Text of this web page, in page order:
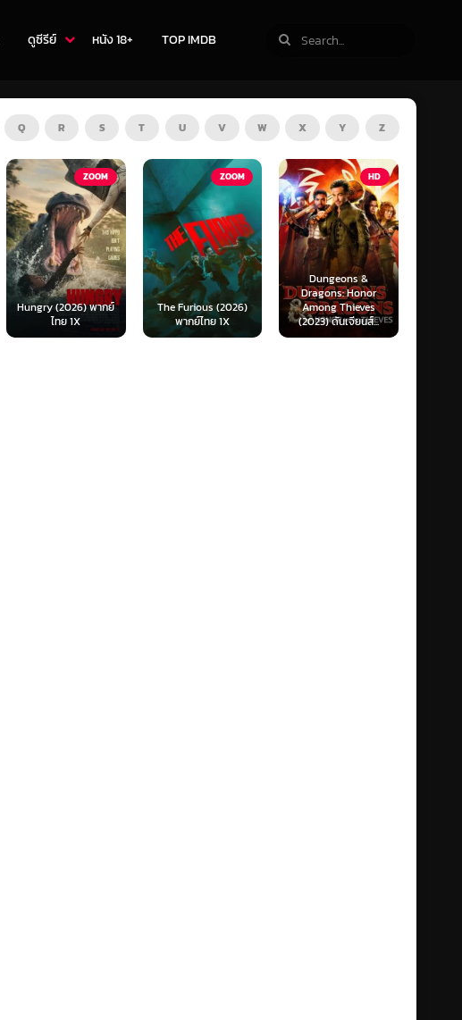
ดูซีรีย์ หนัง 18+ TOP IMDB
Q R S T U V W X Y Z
ZOOM
The Furious (2026)
พากย์ไทย 1X
HD
Dungeons &
Dragons: Honor
Among Thieves
(2023) ดันเจียนส์...
HD
Ready or Not 2: Here
I Come (2026) เกม
พร้อมตาย 2 (พากย์
ไทย)